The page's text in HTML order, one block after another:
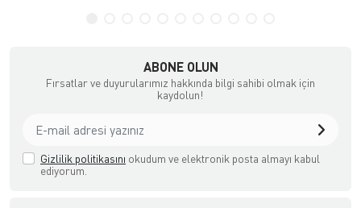
ABONE OLUN
Fırsatlar ve duyurularımız hakkında bilgi sahibi olmak için
kaydolun!
Gizlilik politikasını okudum ve elektronik posta almayı kabul
ediyorum.